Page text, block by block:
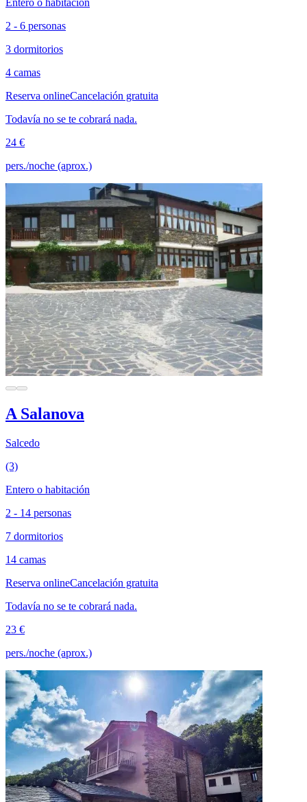
Entero o habitación
2 - 6 personas
3 dormitorios
4 camas
Reserva onlineCancelación gratuita
Todavía no se te cobrará nada.
24 €
pers./noche (aprox.)
A Salanova
Salcedo
(3)
Entero o habitación
2 - 14 personas
7 dormitorios
14 camas
Reserva onlineCancelación gratuita
Todavía no se te cobrará nada.
23 €
pers./noche (aprox.)